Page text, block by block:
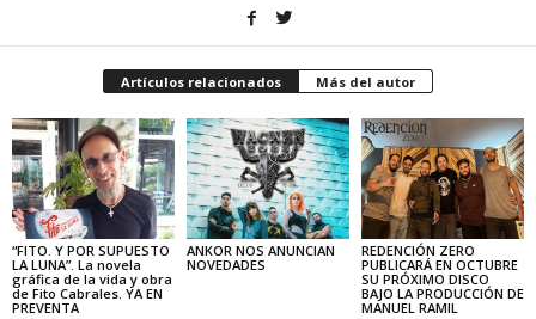
Artículos relacionados Más del autor
“FITO. Y POR SUPUESTO
LA LUNA”. La novela
gráfica de la vida y obra
de Fito Cabrales. YA EN
PREVENTA
ANKOR NOS ANUNCIAN
NOVEDADES
REDENCIÓN ZERO
PUBLICARÁ EN OCTUBRE
SU PRÓXIMO DISCO
BAJO LA PRODUCCIÓN DE
MANUEL RAMIL